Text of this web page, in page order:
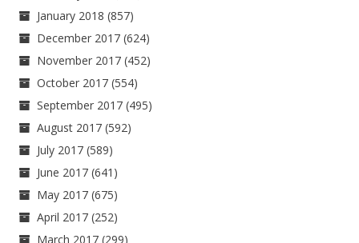
January 2018 (857)
December 2017 (624)
November 2017 (452)
October 2017 (554)
September 2017 (495)
August 2017 (592)
July 2017 (589)
June 2017 (641)
May 2017 (675)
April 2017 (252)
March 2017 (299)